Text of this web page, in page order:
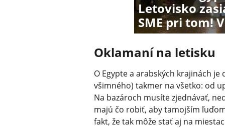
Letovisko
SME pri tom!
Oklamaní na letisku
O Egypte a arabských krajinách je
všimného) takmer na všetko: od
Na bazároch musíte zjednávať,
majú čo robiť, aby tamojším
fakt, že tak môže stať aj na